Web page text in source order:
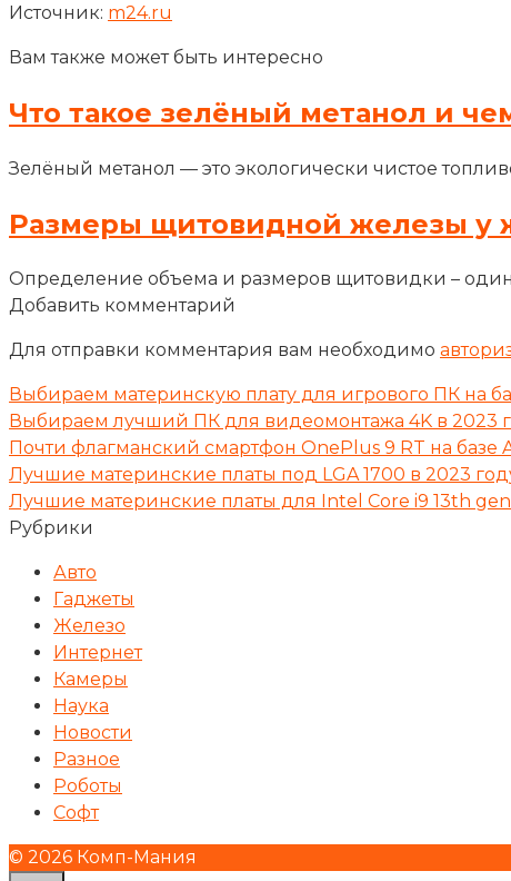
Источник: m24.ru
Вам также может быть интересно
Что такое зелёный метанол и
Зелёный метанол — это экологически чистое
Размеры щитовидной железы у
Определение объема и размеров щитовидки –
Добавить комментарий
Для отправки комментария вам необходимо
Выбираем материнскую плату для игрового ПК на
Выбираем лучший ПК для видеомонтажа 4K в 2023
Почти флагманский смартфон OnePlus 9 RT на базе
Лучшие материнские платы под LGA 1700 в 2023
Лучшие материнские платы для Intel Core i9 13th
Рубрики
Авто
Гаджеты
Железо
Интернет
Камеры
Наука
Новости
Разное
Роботы
Софт
© 2026 Комп-Мания